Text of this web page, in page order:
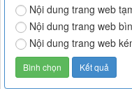
Nội dung trang web
Nội dung trang web
Nội dung trang web